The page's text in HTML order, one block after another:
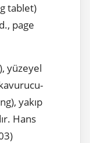
tablet)
page
yakıp
Hans